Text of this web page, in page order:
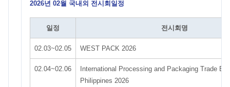
2026년 02월 국내외 전시회일정
일정 전시회명
02.03~02.05 WEST PACK 2026
02.04~02.06
International Processing and Packaging Trade
Philippines 2026